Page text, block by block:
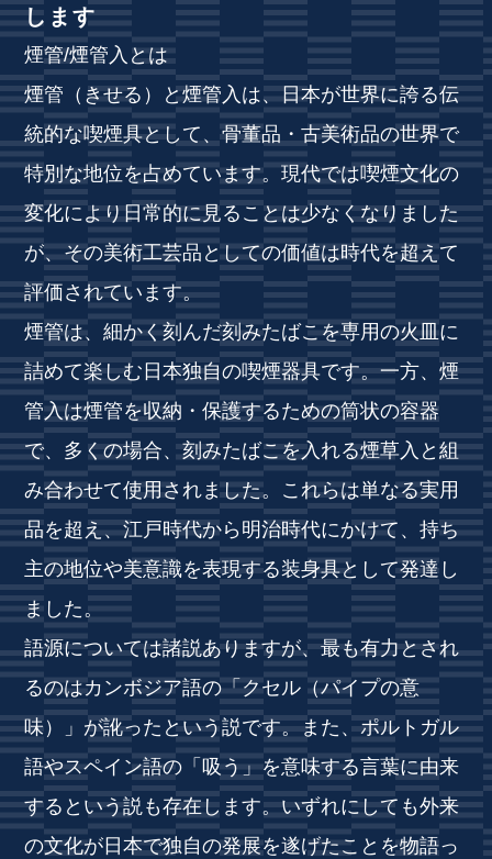
します
煙管/煙管入とは
煙管（きせる）と煙管入は、日本が世界に誇る伝
統的な喫煙具として、骨董品・古美術品の世界で
特別な地位を占めています。現代では喫煙文化の
変化により日常的に見ることは少なくなりました
が、その美術工芸品としての価値は時代を超えて
評価されています。
煙管は、細かく刻んだ刻みたばこを専用の火皿に
詰めて楽しむ日本独自の喫煙器具です。一方、煙
管入は煙管を収納・保護するための筒状の容器
で、多くの場合、刻みたばこを入れる煙草入と組
み合わせて使用されました。これらは単なる実用
品を超え、江戸時代から明治時代にかけて、持ち
主の地位や美意識を表現する装身具として発達し
ました。
語源については諸説ありますが、最も有力とされ
るのはカンボジア語の「クセル（パイプの意
味）」が訛ったという説です。また、ポルトガル
語やスペイン語の「吸う」を意味する言葉に由来
するという説も存在します。いずれにしても外来
の文化が日本で独自の発展を遂げたことを物語っ